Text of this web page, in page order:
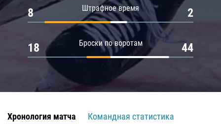
Штрафное время
8 2
Броски по воротам
18 44
Хронология матча
Командная статистика